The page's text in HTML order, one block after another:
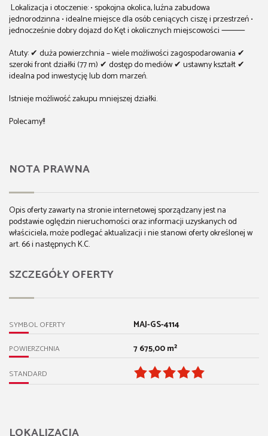
Lokalizacja i otoczenie: • spokojna okolica, luźna zabudowa
jednorodzinna • idealne miejsce dla osób ceniących ciszę i przestrzeń •
jednocześnie dobry dojazd do Kęt i okolicznych miejscowości ⸻
Atuty: ✔ duża powierzchnia – wiele możliwości zagospodarowania ✔
szeroki front działki (77 m) ✔ dostęp do mediów ✔ ustawny kształt ✔
idealna pod inwestycję lub dom marzeń.
Istnieje możliwość zakupu mniejszej działki.
Polecamy!!
NOTA PRAWNA
Opis oferty zawarty na stronie internetowej sporządzany jest na
podstawie oględzin nieruchomości oraz informacji uzyskanych od
właściciela, może podlegać aktualizacji i nie stanowi oferty określonej w
art. 66 i następnych K.C.
SZCZEGÓŁY OFERTY
SYMBOL OFERTY MAJ-GS-4114
POWIERZCHNIA 7 675,00 m²
STANDARD